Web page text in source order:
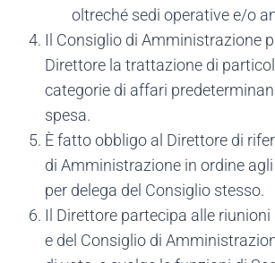
oltreché sedi operative e/o
Il Consiglio di Amministrazione
Direttore la trattazione di
categorie di affari
spesa.
È fatto obbligo al Direttore di
di Amministrazione in ordine
per delega del Consiglio stesso.
Il Direttore partecipa alle riunioni
e del Consiglio di